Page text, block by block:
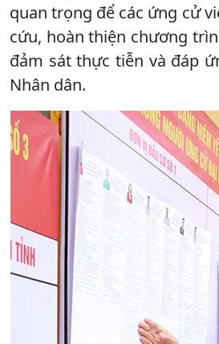
quan trọng để các ứng cử
cứu, hoàn thiện chương
đảm sát thực tiễn và đáp
Nhân dân.